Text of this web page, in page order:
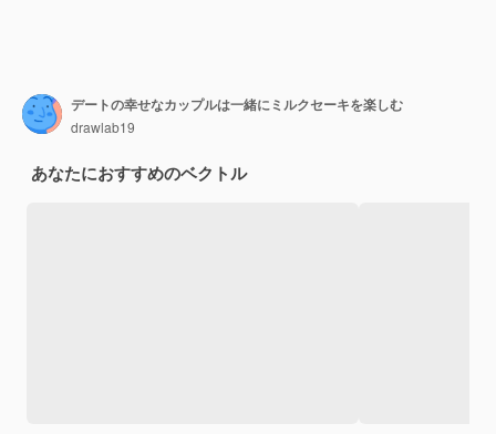
デートの幸せなカップルは一緒にミルクセーキを楽しむ
drawlab19
あなたにおすすめのベクトル